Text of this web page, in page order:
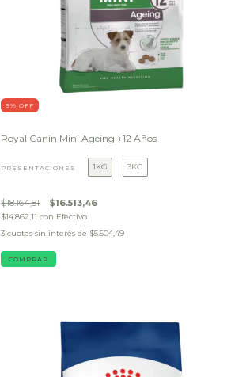
9% OFF
Royal Canin Mini Ageing +12 Años
PRESENTACIONES 1KG 3KG
$18.164,81 $16.513,46
$14.862,11con Efectivo
3 cuotas sin interés de $5.504,49
COMPRAR